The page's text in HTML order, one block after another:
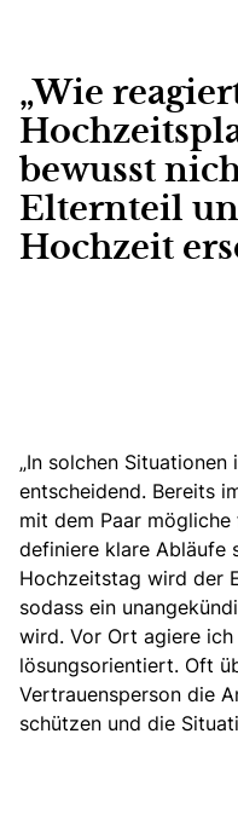
„Wie
bewusst
Elternteil
Hochzeit
„In solchen
entscheidend. Bereits
mit dem Paar
definiere klare Abläufe
Hochzeitstag wird der
sodass ein
wird. Vor Ort agiere
lösungsorientiert. Oft
Vertrauensperson die
schützen und die